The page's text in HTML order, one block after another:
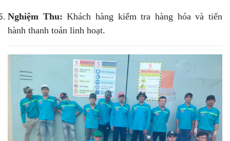
Nghiệm Thu: Khách hàng kiểm tra hàng hóa và tiến
hành thanh toán linh hoạt.